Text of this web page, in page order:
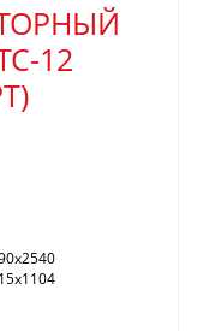
12